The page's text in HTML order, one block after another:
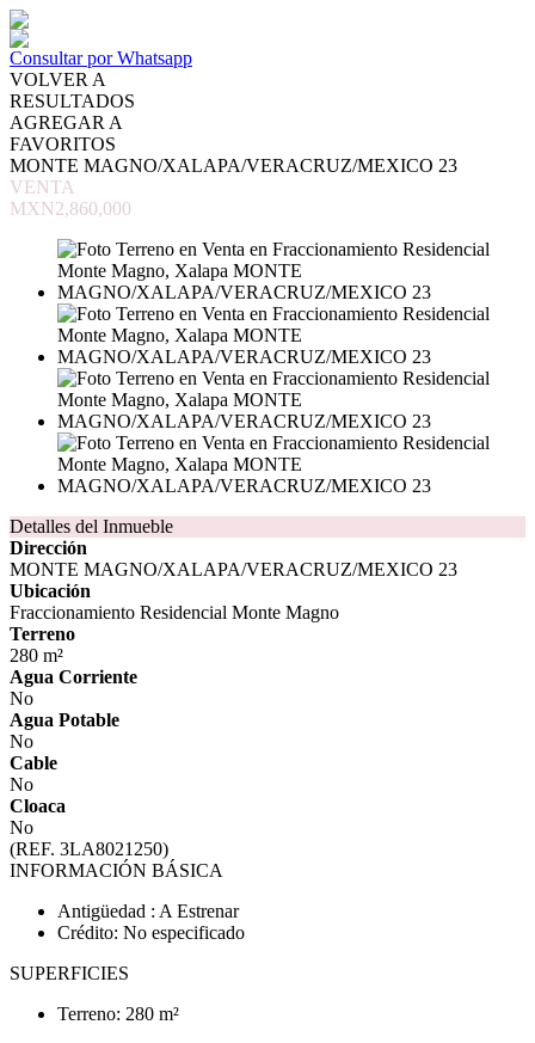
Consultar por Whatsapp
VOLVER A
RESULTADOS
AGREGAR A
FAVORITOS
MONTE MAGNO/XALAPA/VERACRUZ/MEXICO 23
VENTA
MXN2,860,000
Detalles del Inmueble
Dirección
MONTE MAGNO/XALAPA/VERACRUZ/MEXICO 23
Ubicación
Fraccionamiento Residencial Monte Magno
Terreno
280 m²
Agua Corriente
No
Agua Potable
No
Cable
No
Cloaca
No
(REF. 3LA8021250)
INFORMACIÓN BÁSICA
Antigüedad : A Estrenar
Crédito: No especificado
SUPERFICIES
Terreno: 280 m²